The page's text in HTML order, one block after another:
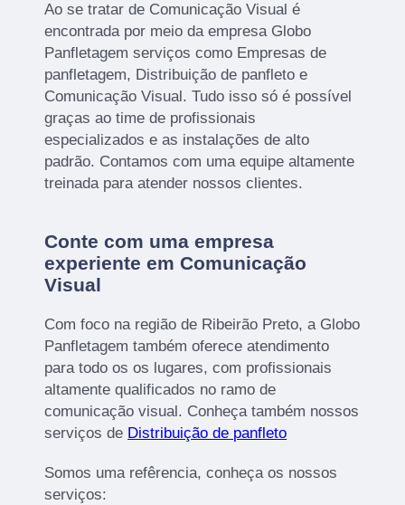
Ao se tratar de Comunicação Visual é
encontrada por meio da empresa Globo
Panfletagem serviços como Empresas de
panfletagem, Distribuição de panfleto e
Comunicação Visual. Tudo isso só é possível
graças ao time de profissionais
especializados e as instalações de alto
padrão. Contamos com uma equipe altamente
treinada para atender nossos clientes.
Conte com uma empresa
experiente em Comunicação
Visual
Com foco na região de Ribeirão Preto, a Globo
Panfletagem também oferece atendimento
para todo os os lugares, com profissionais
altamente qualificados no ramo de
comunicação visual. Conheça também nossos
serviços de Distribuição de panfleto
Somos uma refêrencia, conheça os nossos
serviços: